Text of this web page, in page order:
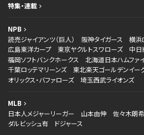
特集・連載
NPB
読売ジャイアンツ（巨人）
阪神タイガース
横浜
広島東洋カープ
東京ヤクルトスワローズ
中日
福岡ソフトバンクホークス
北海道日本ハムファ
千葉ロッテマリーンズ
東北楽天ゴールデンイー
オリックス・バファローズ
埼玉西武ライオンズ
MLB
日本人メジャーリーガー
山本由伸 佐々木朗希
ダルビッシュ有
ドジャース